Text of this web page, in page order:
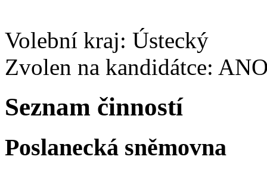
Volební kraj: Ústecký
Zvolen na kandidátce:
Seznam činností
Poslanecká sněmovna